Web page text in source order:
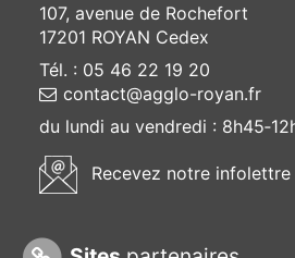
107, avenue de Rochefort
17201 ROYAN Cedex
Tél. : 05 46 22 19 20
contact@agglo-royan.fr
du lundi au vendredi :
Recevez notre infolettre